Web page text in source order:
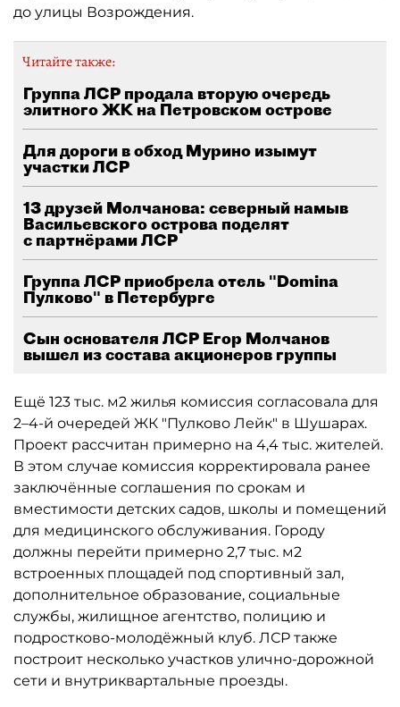
до улицы Возрождения.
Читайте также:
Группа ЛСР продала вторую очередь
элитного ЖК на Петровском острове
Для дороги в обход Мурино изымут
участки ЛСР
13 друзей Молчанова: северный намыв
Васильевского острова поделят
с партнёрами ЛСР
Группа ЛСР приобрела отель "Domina
Пулково" в Петербурге
Сын основателя ЛСР Егор Молчанов
вышел из состава акционеров группы
Ещё 123 тыс. м2 жилья комиссия согласовала для
2–4-й очередей ЖК "Пулково Лейк" в Шушарах.
Проект рассчитан примерно на 4,4 тыс. жителей.
В этом случае комиссия корректировала ранее
заключённые соглашения по срокам и
вместимости детских садов, школы и помещений
для медицинского обслуживания. Городу
должны перейти примерно 2,7 тыс. м2
встроенных площадей под спортивный зал,
дополнительное образование, социальные
службы, жилищное агентство, полицию и
подростково-молодёжный клуб. ЛСР также
построит несколько участков улично-дорожной
сети и внутриквартальные проезды.